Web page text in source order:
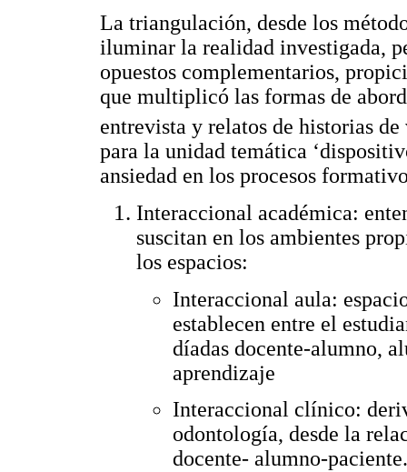
La triangulación, desde los
iluminar la realidad investigada,
opuestos complementarios,
que multiplicó las formas de
entrevista y relatos de historias
para la unidad temática
ansiedad en los procesos
Interaccional académica:
suscitan en los ambientes
los espacios:
Interaccional aula:
establecen entre el
díadas docente-alumno,
aprendizaje
Interaccional clínico:
odontología, desde la
docente- alumno-paciente.